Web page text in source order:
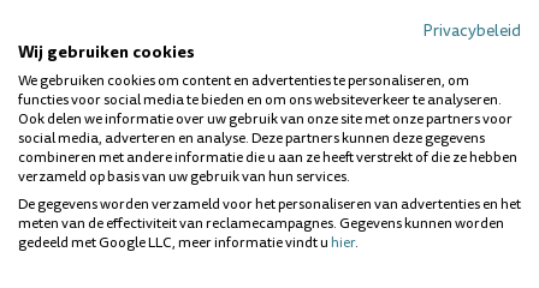
breed assortiment voor het gezond houden van je mond en
tanden. Alle producten van TePe zijn en worden ontwikkeld
in samenwerking met tandheelkundige professionals.
Tandenborstels
Een goede tandenborstel heeft een comfortabele handgreep,
een taps toelopende borstelkop en zachte borstelharen. De
klassieke tandenborstel van TePe is ontworpen om
aangenaam en efficiënt te kunnen poetsen. Het totale
assortiment omvat verschillende tandenborstels voor zowel
Privacybeleid
Wij gebruiken cookies
We gebruiken cookies om content en advertenties te personaliseren, om
functies voor social media te bieden en om ons websiteverkeer te analyseren.
Ook delen we informatie over uw gebruik van onze site met onze partners voor
social media, adverteren en analyse. Deze partners kunnen deze gegevens
combineren met andere informatie die u aan ze heeft verstrekt of die ze hebben
verzameld op basis van uw gebruik van hun services.
De gegevens worden verzameld voor het personaliseren van advertenties en het
meten van de effectiviteit van reclamecampagnes. Gegevens kunnen worden
gedeeld met Google LLC, meer informatie vindt uhier.